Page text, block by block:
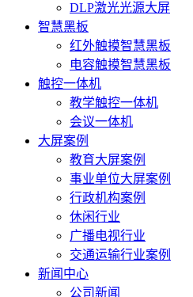
DLP激光光源大屏
智慧黑板
红外触摸智慧黑板
电容触摸智慧黑板
触控一体机
教学触控一体机
会议一体机
大屏案例
教育大屏案例
事业单位大屏案例
行政机构案例
休闲行业
广播电视行业
交通运输行业案例
新闻中心
公司新闻